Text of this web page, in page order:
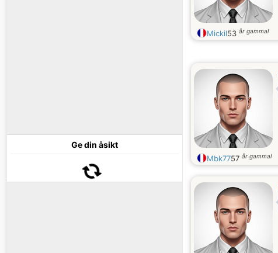
Ge din åsikt
Mickil53 år gammal
Mbk7757 år gammal